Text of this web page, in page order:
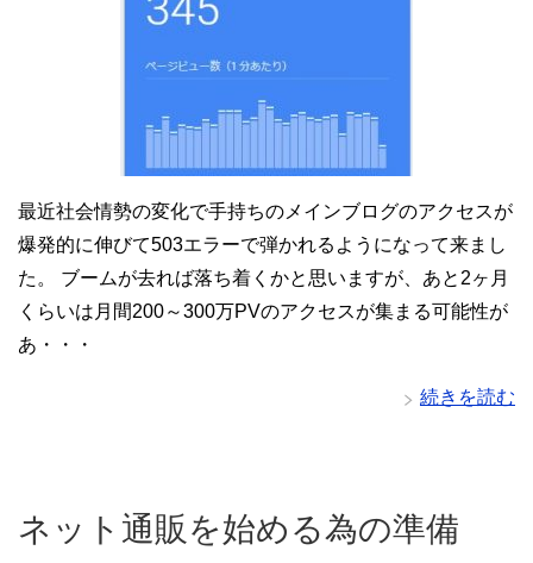
最近社会情勢の変化で手持ちのメインブログのアクセスが
爆発的に伸びて503エラーで弾かれるようになって来まし
た。 ブームが去れば落ち着くかと思いますが、あと2ヶ月
くらいは月間200～300万PVのアクセスが集まる可能性が
あ・・・
続きを読む
ネット通販を始める為の準備